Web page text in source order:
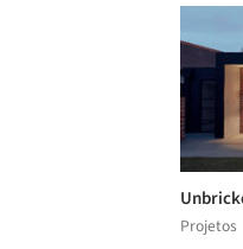
Projetos